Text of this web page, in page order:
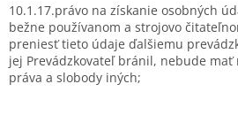
10.1.17.právo na získanie osobných
bežne používanom a strojovo
preniesť tieto údaje ďalšiemu
jej Prevádzkovateľ bránil, nebude
práva a slobody iných;